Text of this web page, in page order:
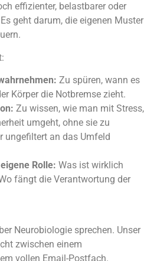
effizienter, belastbarer oder
geht darum, die eigenen Muster
Zu spüren, wann es
Körper die Notbremse zieht.
Zu wissen, wie man mit Stress,
umgeht, ohne sie zu
ungefiltert an das Umfeld
Rolle: Was ist wirklich
fängt die Verantwortung der
Neurobiologie sprechen. Unser
zwischen einem
vollen Email-Postfach.